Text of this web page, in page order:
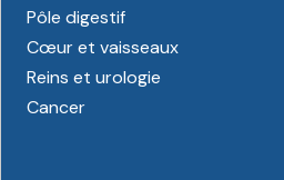
Pôle digestif
Cœur et vaisseaux
Reins et urologie
Cancer